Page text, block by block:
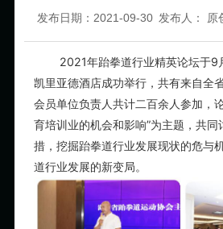
发布日期：2021-09-30 发布人： 原
2021年跆拳道行业精英论坛于9
凯里亚德酒店成功举行，共有来自全
会员单位负责人共计二百余人参加，
育培训业的机会和影响”为主题，共同
措，挖掘跆拳道行业发展现状的危与
道行业发展的新变局。